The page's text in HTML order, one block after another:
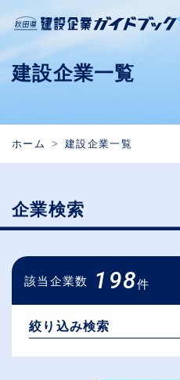
建設企業一覧
ホーム 建設企業一覧
企業検索
該当企業数 198件
絞り込み検索